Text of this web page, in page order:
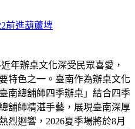
前進葫蘆埤
年辦桌文化深受民眾喜愛，
特色之一。臺南作為辦桌文化
南總舖師四季辦桌」結合四季
舖師精湛手藝，展現臺南深厚
烈迴響，2026夏季場將於8月